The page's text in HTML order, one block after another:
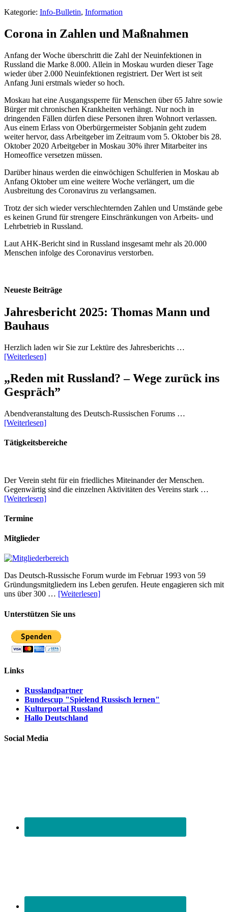
Kategorie: Info-Bulletin, Information
Corona in Zahlen und Maßnahmen
Anfang der Woche überschritt die Zahl der Neuinfektionen in
Russland die Marke 8.000. Allein in Moskau wurden dieser Tage
wieder über 2.000 Neuinfektionen registriert. Der Wert ist seit
Anfang Juni erstmals wieder so hoch.
Moskau hat eine Ausgangssperre für Menschen über 65 Jahre sowie
Bürger mit chronischen Krankheiten verhängt. Nur noch in
dringenden Fällen dürfen diese Personen ihren Wohnort verlassen.
Aus einem Erlass von Oberbürgermeister Sobjanin geht zudem
weiter hervor, dass Arbeitgeber im Zeitraum vom 5. Oktober bis 28.
Oktober 2020 Arbeitgeber in Moskau 30% ihrer Mitarbeiter ins
Homeoffice versetzen müssen.
Darüber hinaus werden die einwöchigen Schulferien in Moskau ab
Anfang Oktober um eine weitere Woche verlängert, um die
Ausbreitung des Coronavirus zu verlangsamen.
Trotz der sich wieder verschlechternden Zahlen und Umstände gebe
es keinen Grund für strengere Einschränkungen von Arbeits- und
Lehrbetrieb in Russland.
Laut AHK-Bericht sind in Russland insgesamt mehr als 20.000
Menschen infolge des Coronavirus verstorben.
Neueste Beiträge
Jahresbericht 2025: Thomas Mann und
Bauhaus
Herzlich laden wir Sie zur Lektüre des Jahresberichts …
[Weiterlesen]
„Reden mit Russland? – Wege zurück ins
Gespräch”
Abendveranstaltung des Deutsch-Russischen Forums …
[Weiterlesen]
Tätigkeitsbereiche
Der Verein steht für ein friedliches Miteinander der Menschen.
Gegenwärtig sind die einzelnen Aktivitäten des Vereins stark …
[Weiterlesen]
Termine
Mitglieder
Das Deutsch-Russische Forum wurde im Februar 1993 von 59
Gründungsmitgliedern ins Leben gerufen. Heute engagieren sich mit
uns über 300 … [Weiterlesen]
Unterstützen Sie uns
Links
Russlandpartner
Bundescup "Spielend Russisch lernen"
Kulturportal Russland
Hallo Deutschland
Social Media